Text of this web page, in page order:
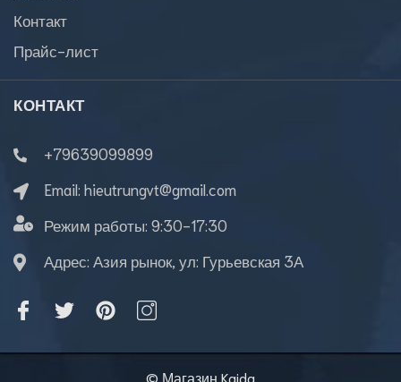
Контакт
Прайс-лист
КОНТАКТ
+79639099899
Email: hieutrungvt@gmail.com
Режим работы: 9:30-17:30
Адрес: Азия рынок, ул: Гурьевская 3А
© Магазин Kaida